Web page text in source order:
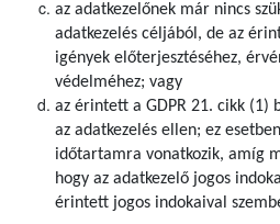
az adatkezelőnek már nincs
adatkezelés céljából, de az
igények előterjesztéséhez,
védelméhez; vagy
az érintett a GDPR 21. cikk (1)
az adatkezelés ellen; ez
időtartamra vonatkozik, amíg
hogy az adatkezelő jogos
érintett jogos indokaival